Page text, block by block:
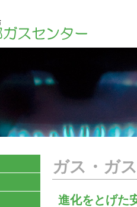
ガス・ガ
進化をとげた